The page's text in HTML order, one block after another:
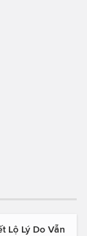
Lộ Lý Do Vẫn